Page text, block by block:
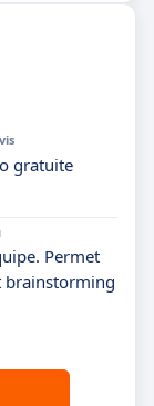
gratuite
Permet
brainstorming